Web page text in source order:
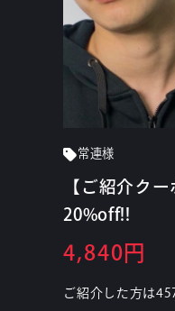
常連様
【ご紹介ク
20%off!!
4,840円
ご紹介した方は